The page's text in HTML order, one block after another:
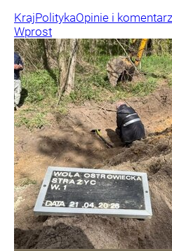
KrajPolitykaOpinie i
Wprost